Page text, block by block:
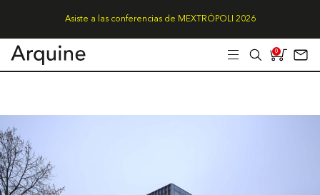
Asiste a las conferencias de MEXTRÓPOLI 2026
0